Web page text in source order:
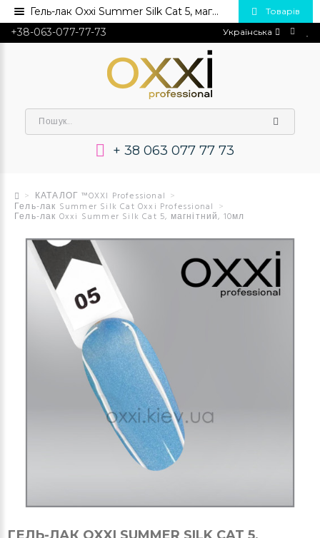
+38-063-077-77-73 Українська
+ 38 063 077 77 73
Товарів
КАТАЛОГ ™OXXI Professional
Гель-лак Summer Silk Cat Oxxi Professional
Гель-лак Oxxi Summer Silk Cat 5, магнітний, 10мл
ГЕЛЬ-ЛАК OXXI SUMMER SILK CAT 5,
Гель-лак Oxxi Summer Silk Cat 5, магнітний, 10мл💅 Купити в Україні опт та роздріб